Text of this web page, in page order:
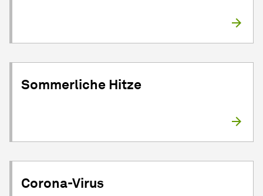
Sommerliche Hitze
Corona-Virus